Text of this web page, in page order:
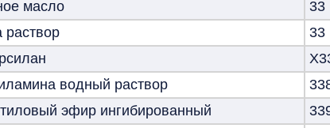
масло 33
раствор 33
водный раствор
эфир ингибированный